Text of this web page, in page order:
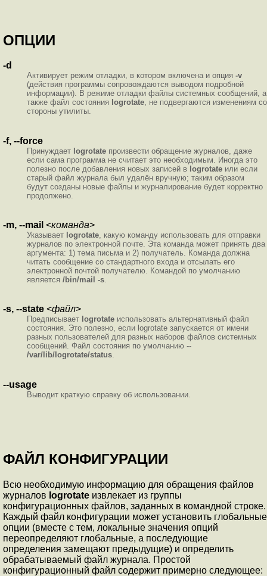
ОПЦИИ
-d
Активирует режим отладки, в котором включена и опция -v
(действия программы сопровождаются выводом подробной
информации). В режиме отладки файлы системных сообщений, а
также файл состояния logrotate, не подвергаются изменениям со
стороны утилиты.
-f, --force
Принуждает logrotate произвести обращение журналов, даже
если сама программа не считает это необходимым. Иногда это
полезно после добавления новых записей в logrotate или если
старый файл журнала был удалён вручную; таким образом
будут созданы новые файлы и журналирование будет корректно
продолжено.
-m, --mail <команда>
Указывает logrotate, какую команду использовать для отправки
журналов по электронной почте. Эта команда может принять два
аргумента: 1) тема письма и 2) получатель. Команда должна
читать сообщение со стандартного входа и отсылать его
электронной почтой получателю. Командой по умолчанию
является /bin/mail -s.
-s, --state <файл>
Предписывает logrotate использовать альтернативный файл
состояния. Это полезно, если logrotate запускается от имени
разных пользователей для разных наборов файлов системных
сообщений. Файл состояния по умолчанию --
/var/lib/logrotate/status.
--usage
Выводит краткую справку об использовании.
ФАЙЛ КОНФИГУРАЦИИ
Всю необходимую информацию для обращения файлов
журналов logrotate извлекает из группы
конфигурационных файлов, заданных в командной строке.
Каждый файл конфигурации может установить глобальные
опции (вместе с тем, локальные значения опций
переопределяют глобальные, а последующие
определения замещают предыдущие) и определить
обрабатываемый файл журнала. Простой
конфигурационный файл содержит примерно следующее: